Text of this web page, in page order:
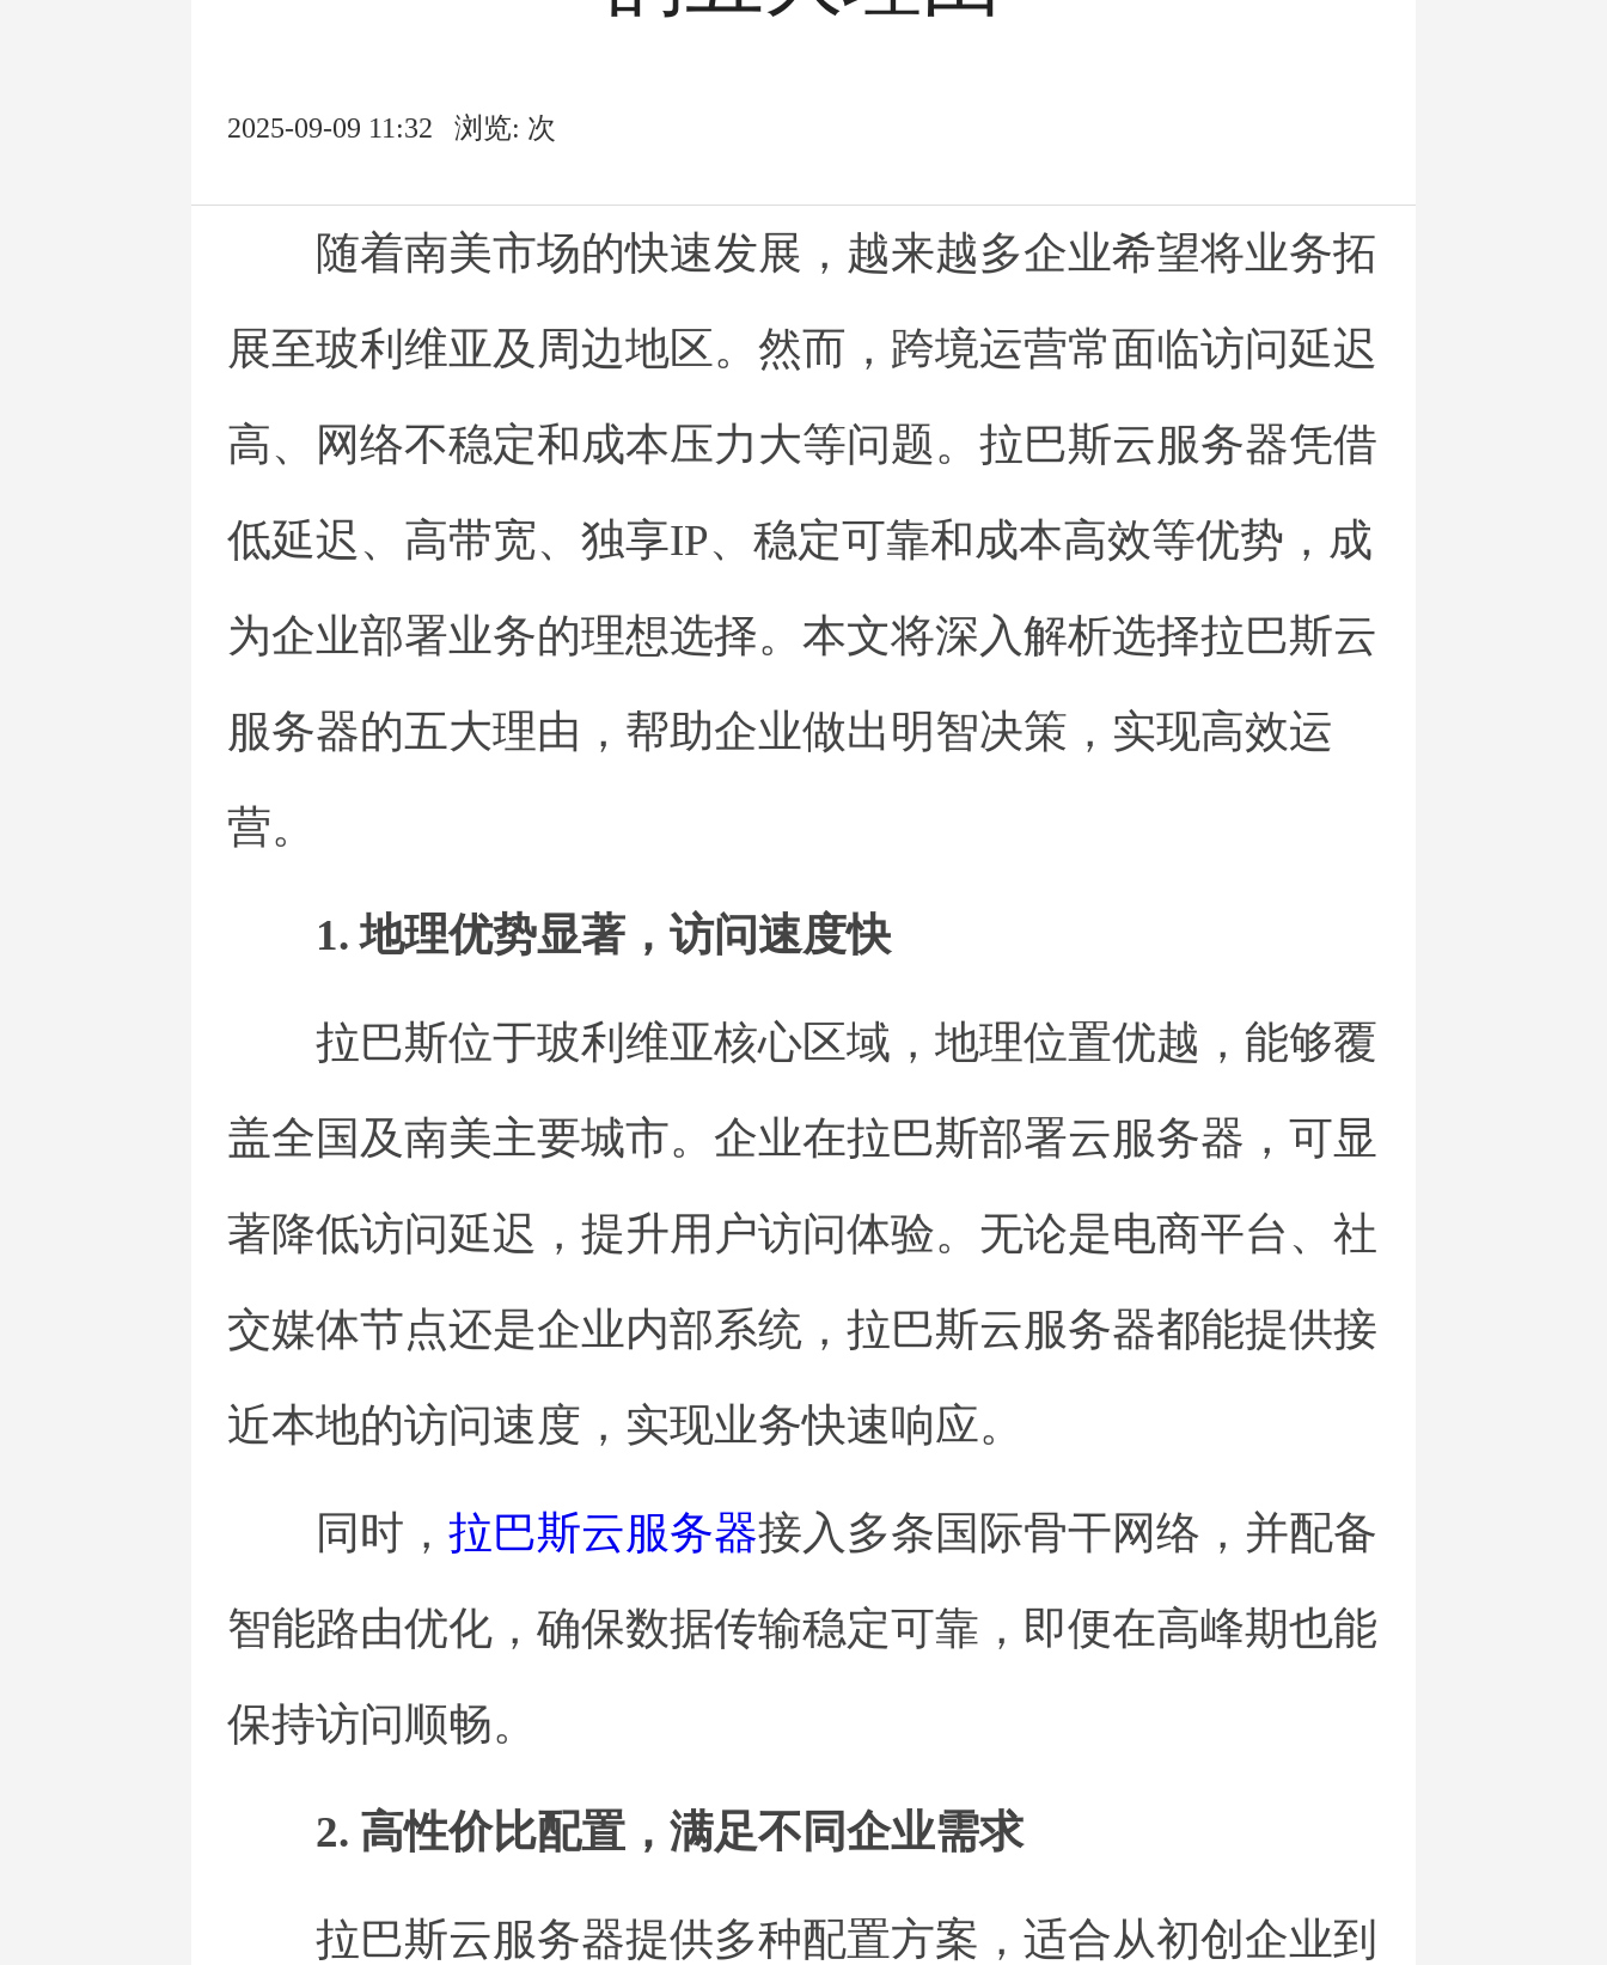
2025-09-09 11:32 浏览: 次
随着南美市场的快速发展，越来越多企业希望将业务拓
展至玻利维亚及周边地区。然而，跨境运营常面临访问延迟
高、网络不稳定和成本压力大等问题。拉巴斯云服务器凭借
低延迟、高带宽、独享IP、稳定可靠和成本高效等优势，成
为企业部署业务的理想选择。本文将深入解析选择拉巴斯云
服务器的五大理由，帮助企业做出明智决策，实现高效运
营。
1. 地理优势显著，访问速度快
拉巴斯位于玻利维亚核心区域，地理位置优越，能够覆
盖全国及南美主要城市。企业在拉巴斯部署云服务器，可显
著降低访问延迟，提升用户访问体验。无论是电商平台、社
交媒体节点还是企业内部系统，拉巴斯云服务器都能提供接
近本地的访问速度，实现业务快速响应。
同时， 拉巴斯云服务器接入多条国际骨干网络，并配备
智能路由优化，确保数据传输稳定可靠，即便在高峰期也能
保持访问顺畅。
2. 高性价比配置，满足不同企业需求
拉巴斯云服务器提供多种配置方案，适合从初创企业到